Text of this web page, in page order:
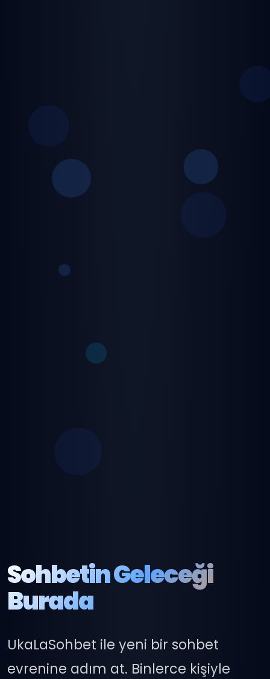
Sohbetin Geleceği
Burada
UkaLaSohbet ile yeni bir sohbet
evrenine adım at. Binlerce kişiyle